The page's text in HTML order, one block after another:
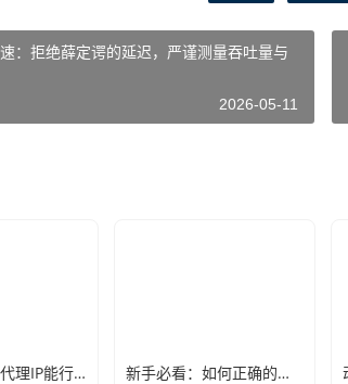
：拒绝薛定谔的延迟，严谨测量吞吐量与
2026-05-11
手机工作室用代理IP能行么？过来人的经验告诉你答案 新手必看：如何正确的选择代理ip软件，别再交智商税了